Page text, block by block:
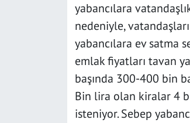
yabancılara
nedeniyle,
yabancılara ev satma
emlak fiyatları tavan
başında 300-400 bin
Bin lira olan kiralar 4
isteniyor. Sebep